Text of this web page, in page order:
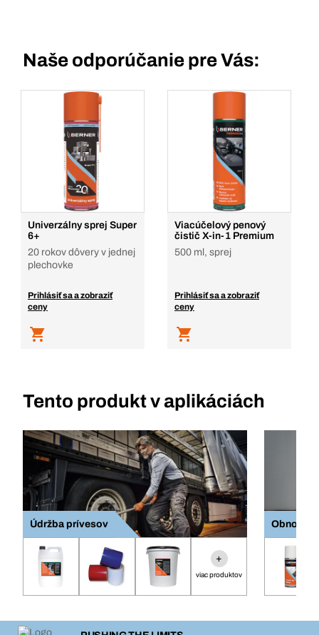
Naše odporúčanie pre Vás:
Univerzálny sprej Super
6+
20 rokov dôvery v jednej
plechovke
Prihlásiť sa a zobraziť
ceny
Viacúčelový penový
čistič X-in-1 Premium
500 ml, sprej
Prihlásiť sa a zobraziť
ceny
Tento produkt v aplikáciách
Údržba prívesov
+
viac produktov
Obnova